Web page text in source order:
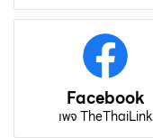
Facebook
เพจ TheThaiLink